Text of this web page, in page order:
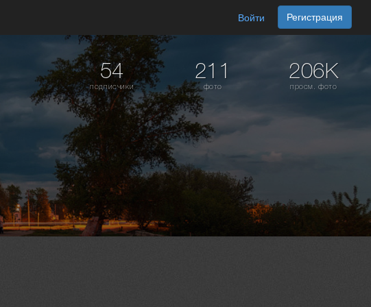
Войти Регистрация
54
подписчики
211
фото
206K
просм. фото